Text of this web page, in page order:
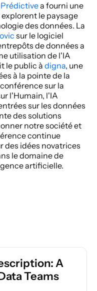
a fourni une
le paysage
des données. La
sur le logiciel
de données a
utilisation de l'IA
le public à digna, une
à la pointe de la
sur la
l'Humain, l'IA
sur les données
des solutions
notre société et
continue
des idées novatrices
le domaine de
artificielle.
A
Teams